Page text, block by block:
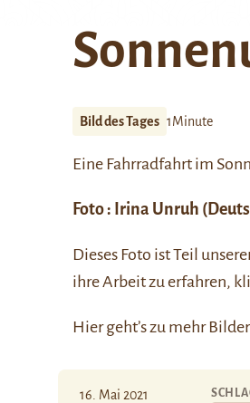
Bild des Tages 1Minute
Eine Fahrradfahrt im
Foto : Irina Unruh
Dieses Foto ist Teil
ihre Arbeit zu erfahren,
Hiergeht’s zu mehr
16. Mai 2021